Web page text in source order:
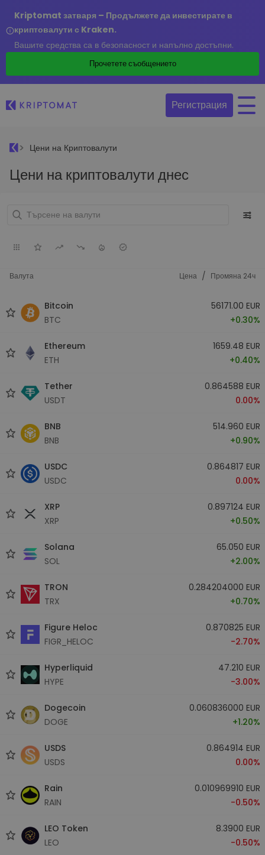
Kriptomat затваря – Продължете да инвестирате в
криптовалути с Kraken.
Вашите средства са в безопасност и напълно достъпни.
Прочетете съобщението
Регистрация
Цени на Криптовалути
Цени на криптовалути днес
Валута Цена / Промяна 24ч
Bitcoin
BTC
56171.00 EUR
+0.30%
Ethereum
ETH
1659.48 EUR
+0.40%
Tether
USDT
0.864588 EUR
0.00%
BNB
BNB
514.960 EUR
+0.90%
USDC
USDC
0.864817 EUR
0.00%
XRP
XRP
0.897124 EUR
+0.50%
Solana
SOL
65.050 EUR
+2.00%
TRON
TRX
0.284204000 EUR
+0.70%
Figure Heloc
FIGR_HELOC
0.870825 EUR
-2.70%
Hyperliquid
HYPE
47.210 EUR
-3.00%
Dogecoin
DOGE
0.060836000 EUR
+1.20%
USDS
USDS
0.864914 EUR
0.00%
Rain
RAIN
0.010969910 EUR
-0.50%
LEO Token
LEO
8.3900 EUR
-0.50%